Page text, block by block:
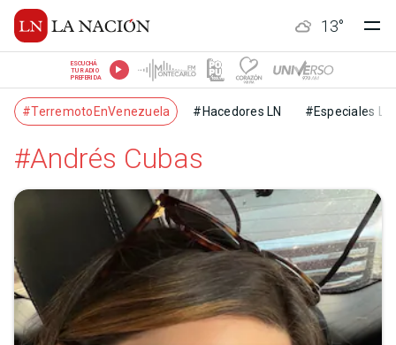
13°
ESCUCHÁ
TU RADIO
PREFERIDA
#TerremotoEnVenezuela #Hacedores LN #Especiales LN
#Andrés Cubas